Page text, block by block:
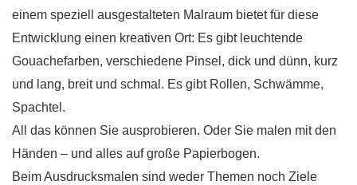
einem speziell ausgestalteten Malraum bietet für diese
Entwicklung einen kreativen Ort: Es gibt leuchtende
Gouachefarben, verschiedene Pinsel, dick und dünn, kurz
und lang, breit und schmal. Es gibt Rollen, Schwämme,
Spachtel.
All das können Sie ausprobieren. Oder Sie malen mit den
Händen – und alles auf große Papierbogen.
Beim Ausdrucksmalen sind weder Themen noch Ziele